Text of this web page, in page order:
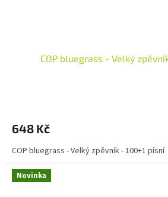
COP bluegrass - Velký
je
z
5
hvězdiček.
648 Kč
COP bluegrass - Velký zpěvník - 100+1 písní
Novinka